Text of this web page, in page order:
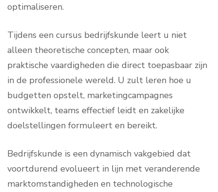
optimaliseren.
Tijdens een cursus bedrijfskunde leert u niet
alleen theoretische concepten, maar ook
praktische vaardigheden die direct toepasbaar zijn
in de professionele wereld. U zult leren hoe u
budgetten opstelt, marketingcampagnes
ontwikkelt, teams effectief leidt en zakelijke
doelstellingen formuleert en bereikt.
Bedrijfskunde is een dynamisch vakgebied dat
voortdurend evolueert in lijn met veranderende
marktomstandigheden en technologische